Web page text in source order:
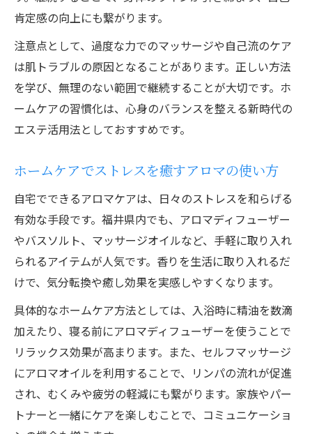
肯定感の向上にも繋がります。
注意点として、過度な力でのマッサージや自己流のケア
は肌トラブルの原因となることがあります。正しい方法
を学び、無理のない範囲で継続することが大切です。ホ
ームケアの習慣化は、心身のバランスを整える新時代の
エステ活用法としておすすめです。
ホームケアでストレスを癒すアロマの使い方
自宅でできるアロマケアは、日々のストレスを和らげる
有効な手段です。福井県内でも、アロマディフューザー
やバスソルト、マッサージオイルなど、手軽に取り入れ
られるアイテムが人気です。香りを生活に取り入れるだ
けで、気分転換や癒し効果を実感しやすくなります。
具体的なホームケア方法としては、入浴時に精油を数滴
加えたり、寝る前にアロマディフューザーを使うことで
リラックス効果が高まります。また、セルフマッサージ
にアロマオイルを利用することで、リンパの流れが促進
され、むくみや疲労の軽減にも繋がります。家族やパー
トナーと一緒にケアを楽しむことで、コミュニケーショ